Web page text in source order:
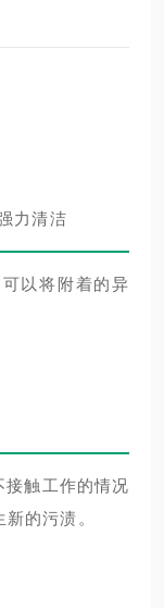
力清洁
以将附着的异
触工作的情况
的污渍。